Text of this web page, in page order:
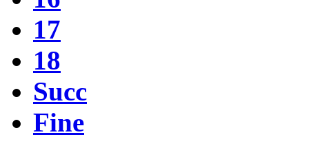
17
18
Succ
Fine